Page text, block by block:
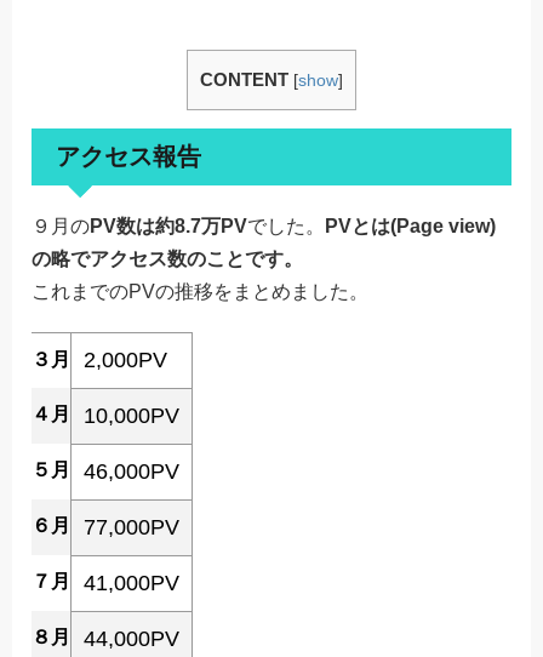
CONTENT [show]
アクセス報告
９月のPV数は約8.7万PVでした。
PVとは(Page view)
の略でアクセス数のことです。
これまでのPVの推移をまとめました。
３月 2,000PV
４月 10,000PV
５月 46,000PV
６月 77,000PV
７月 41,000PV
８月 44,000PV